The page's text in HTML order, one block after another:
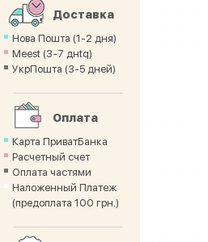
Доставка
Нова Пошта (1-2 дня)
Meest (3-7 днtq)
УкрПошта (3-5 дней)
Оплата
Карта ПриватБанка
Расчетный счет
Оплата частями
Наложенный Платеж
(предоплата 100 грн.)